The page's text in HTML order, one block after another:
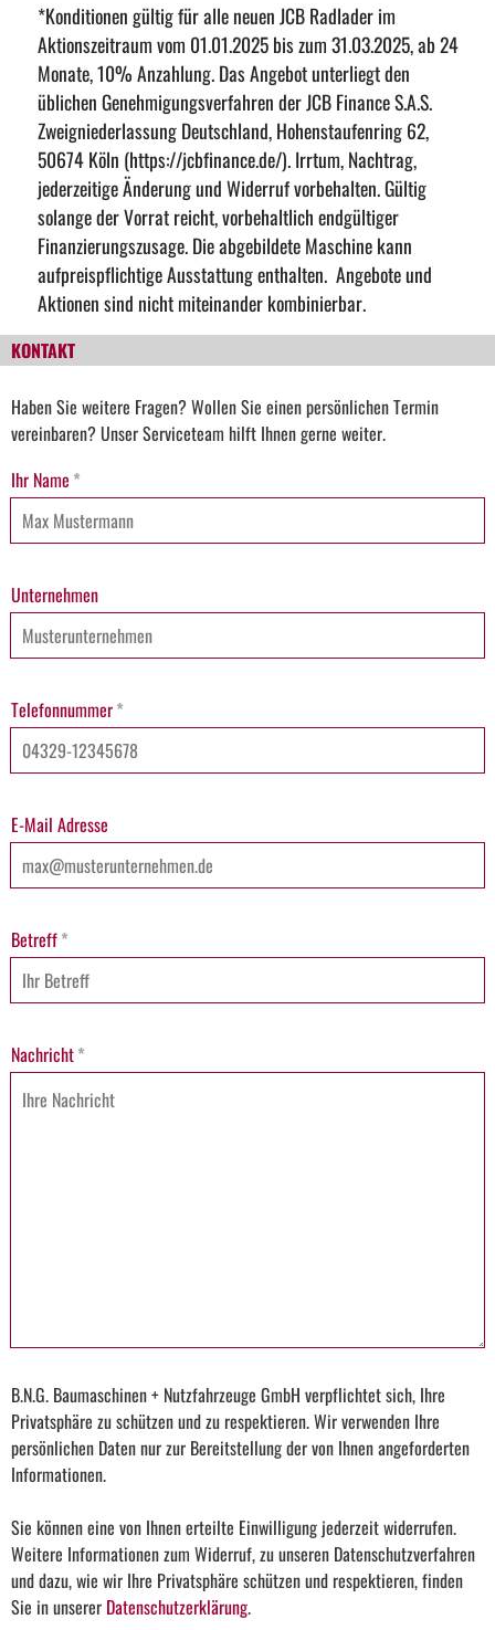
*Konditionen gültig für alle neuen JCB Radlader im
Aktionszeitraum vom 01.01.2025 bis zum 31.03.2025, ab 24
Monate, 10% Anzahlung. Das Angebot unterliegt den
üblichen Genehmigungsverfahren der JCB Finance S.A.S.
Zweigniederlassung Deutschland, Hohenstaufenring 62,
50674 Köln (https://jcbfinance.de/). Irrtum, Nachtrag,
jederzeitige Änderung und Widerruf vorbehalten. Gültig
solange der Vorrat reicht, vorbehaltlich endgültiger
Finanzierungszusage. Die abgebildete Maschine kann
aufpreispflichtige Ausstattung enthalten. Angebote und
Aktionen sind nicht miteinander kombinierbar.
KONTAKT
Haben Sie weitere Fragen? Wollen Sie einen persönlichen Termin
vereinbaren? Unser Serviceteam hilft Ihnen gerne weiter.
Ihr Name *
Unternehmen
Telefonnummer*
E-Mail Adresse
Betreff*
Nachricht*
B.N.G. Baumaschinen + Nutzfahrzeuge GmbH verpflichtet sich, Ihre
Privatsphäre zu schützen und zu respektieren. Wir verwenden Ihre
persönlichen Daten nur zur Bereitstellung der von Ihnen angeforderten
Informationen.
Sie können eine von Ihnen erteilte Einwilligung jederzeit widerrufen.
Weitere Informationen zum Widerruf, zu unseren Datenschutzverfahren
und dazu, wie wir Ihre Privatsphäre schützen und respektieren, finden
Sie in unserer Datenschutzerklärung.